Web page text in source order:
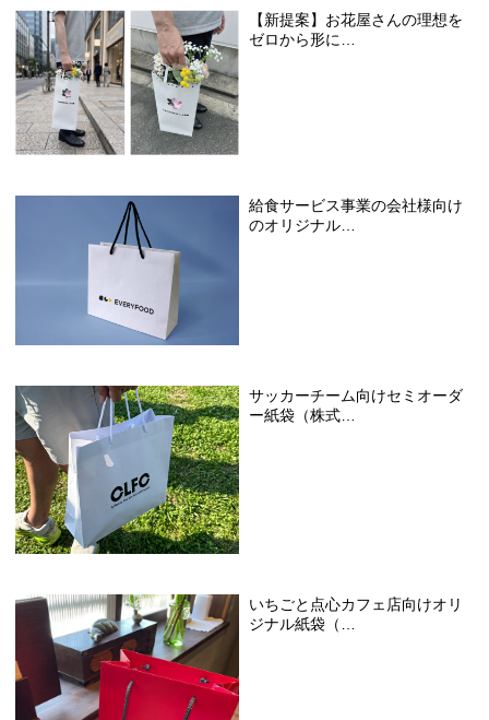
【新提案】お花屋さんの理想を
ゼロから形に…
給食サービス事業の会社様向け
のオリジナル…
サッカーチーム向けセミオーダ
ー紙袋（株式…
いちごと点心カフェ店向けオリ
ジナル紙袋（…